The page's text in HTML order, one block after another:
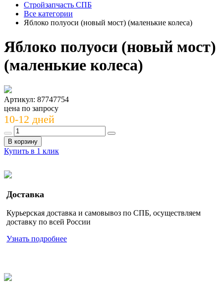
Стройзапчасть СПБ
Все категории
Яблоко полуоси (новый мост) (маленькие колеса)
Яблоко полуоси (новый мост)
(маленькие колеса)
Артикул: 87747754
цена по запросу
10-12 дней
В корзину
Купить в 1 клик
Доставка
Курьерская доставка и самовывоз по СПБ, осуществляем
доставку по всей России
Узнать подробнее